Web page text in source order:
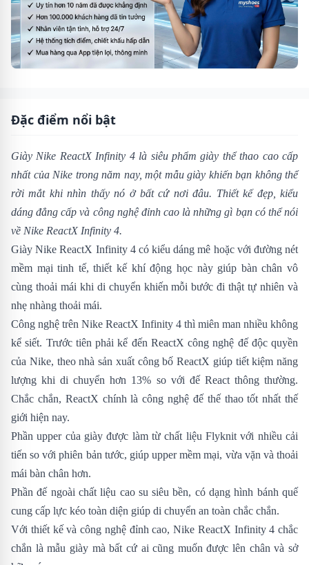
Đặc điểm nổi bật
Giày Nike ReactX Infinity 4 là siêu phẩm giày thể thao cao cấp
nhất của Nike trong năm nay, một mẫu giày khiến bạn không thể
rời mắt khi nhìn thấy nó ở bất cứ nơi đâu. Thiết kế đẹp, kiểu
dáng đẳng cấp và công nghệ đỉnh cao là những gì bạn có thể nói
về Nike ReactX Infinity 4.
Giày Nike ReactX Infinity 4 có kiểu dáng mê hoặc với đường nét
mềm mại tinh tế, thiết kế khí động học này giúp bàn chân vô
cùng thoải mái khi di chuyển khiến mỗi bước đi thật tự nhiên và
nhẹ nhàng thoải mái.
Công nghệ trên Nike ReactX Infinity 4 thì miên man nhiều không
kể siết. Trước tiên phải kể đến ReactX công nghệ đế độc quyền
của Nike, theo nhà sản xuất công bố ReactX giúp tiết kiệm năng
lượng khi di chuyển hơn 13% so với đế React thông thường.
Chắc chắn, ReactX chính là công nghệ đế thế thao tốt nhất thế
giới hiện nay.
Phần upper của giày được làm từ chất liệu Flyknit với nhiều cải
tiến so với phiên bản tước, giúp upper mềm mại, vừa vặn và thoải
mái bàn chân hơn.
Phần đế ngoài chất liệu cao su siêu bền, có dạng hình bánh quế
cung cấp lực kéo toàn diện giúp di chuyển an toàn chắc chắn.
Với thiết kế và công nghệ đỉnh cao, Nike ReactX Infinity 4 chắc
chắn là mẫu giày mà bất cứ ai cũng muốn được lên chân và sở